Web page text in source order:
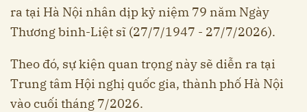
ra tại Hà Nội nhân dịp kỷ niệm 79 năm Ngày
Thương binh-Liệt sĩ (27/7/1947 - 27/7/2026).
Theo đó, sự kiện quan trọng này sẽ diễn ra tại
Trung tâm Hội nghị quốc gia, thành phố Hà Nội
vào cuối tháng 7/2026.